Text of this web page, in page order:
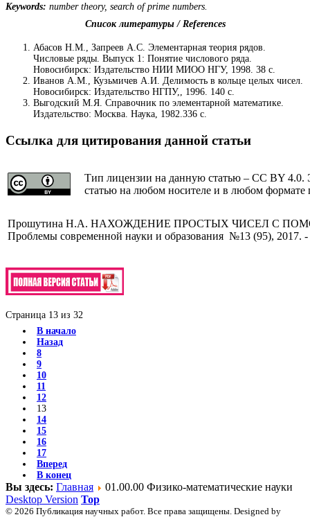
Keywords: number theory, search of prime numbers.
Список литературы / References
Абасов Н.М., Запреев А.С. Элементарная теория рядов.
Числовые ряды. Выпуск 1: Понятие числового ряда.
Новосибирск: Издательство НИИ МИОО НГУ, 1998. 38 с.
Иванов А.М., Кузьмичев А.И. Делимость в кольце целых чисел.
Новосибирск: Издательство НГПУ,, 1996. 140 с.
Выгодский М.Я. Справочник по элементарной математике.
Издательство: Москва. Наука, 1982.336 с.
Ссылка для цитирования данной статьи
Тип лицензии на данную статью – CC BY 4.0.
статью на любом носителе и в любом формате
Прошутина Н.А. НАХОЖДЕНИЕ ПРОСТЫХ ЧИСЕЛ С
Проблемы современной науки и образования №13 (95), 2017.
Страница 13 из 32
В начало
Назад
8
9
10
11
12
13
14
15
16
17
Вперед
В конец
Вы здесь: Главная
01.00.00 Физико-математические науки
Desktop Version Top
© 2026 Публикация научных работ. Все права защищены. Designed by